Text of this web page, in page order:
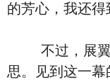
的芳心，我还得
不过，展翼
思。见到这一